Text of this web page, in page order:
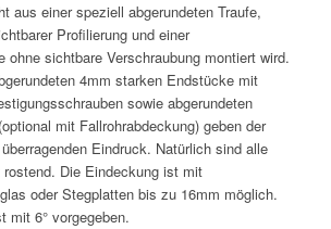
aus einer speziell abgerundeten Traufe,
Profilierung und einer
ohne sichtbare Verschraubung montiert wird.
4mm starken Endstücke mit
sowie abgerundeten
mit Fallrohrabdeckung) geben der
Eindruck. Natürlich sind alle
rostend. Die Eindeckung ist mit
oder Stegplatten bis zu 16mm möglich.
mit 6° vorgegeben.